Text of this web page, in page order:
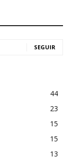
SEGUIR
44
23
15
15
13